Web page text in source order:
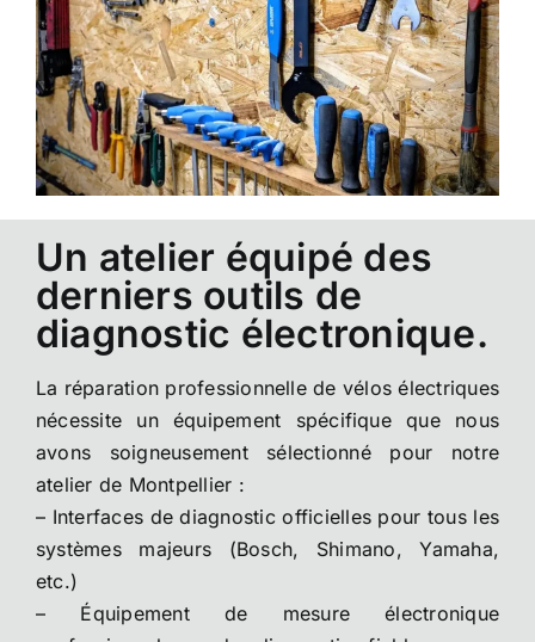
Un atelier équipé des
derniers outils de
diagnostic électronique.
La réparation professionnelle de vélos électriques
nécessite un équipement spécifique que nous
avons soigneusement sélectionné pour notre
atelier de Montpellier :
– Interfaces de diagnostic officielles pour tous les
systèmes majeurs (Bosch, Shimano, Yamaha,
etc.)
– Équipement de mesure électronique